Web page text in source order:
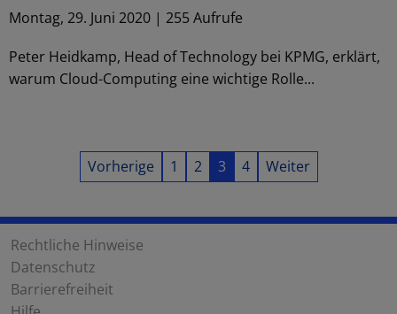
Montag, 29. Juni 2020 | 255 Aufrufe
Peter Heidkamp, Head of Technology bei KPMG, erklärt,
warum Cloud-Computing eine wichtige Rolle...
Vorherige 1 2 3 4 Weiter
Rechtliche Hinweise
Datenschutz
Barrierefreiheit